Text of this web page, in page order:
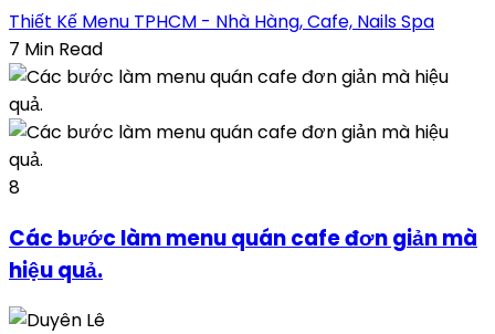
Thiết Kế Menu TPHCM - Nhà Hàng, Cafe, Nails Spa
7 Min Read
8
Các bước làm menu quán cafe đơn giản mà
hiệu quả.